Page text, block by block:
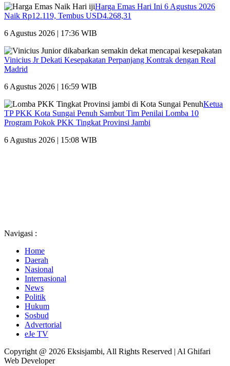
Harga Emas Hari Ini 6 Agustus 2026
Naik Rp12.119, Tembus USD4.268,31
6 Agustus 2026 | 17:36 WIB
Vinicius Jr Dekati Kesepakatan Perpanjang Kontrak dengan Real
Madrid
6 Agustus 2026 | 16:59 WIB
Ketua
TP PKK Kota Sungai Penuh Sambut Tim Penilai Lomba 10
Program Pokok PKK Tingkat Provinsi Jambi
6 Agustus 2026 | 15:08 WIB
Navigasi :
Home
Daerah
Nasional
Internasional
News
Politik
Hukum
Sosbud
Advertorial
eJe TV
Copyright @ 2026 Eksisjambi, All Rights Reserved | Al Ghifari
Web Developer